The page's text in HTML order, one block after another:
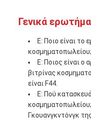
Γενικά
Ε: Ποιο είναι το
κοσμηματοπωλείου;
Ε: Ποιος είναι ο
βιτρίνας
είναι F44.
Ε: Πού
Γκουανγκντόνγκ